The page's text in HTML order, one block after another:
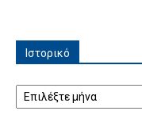
Ιστορικό